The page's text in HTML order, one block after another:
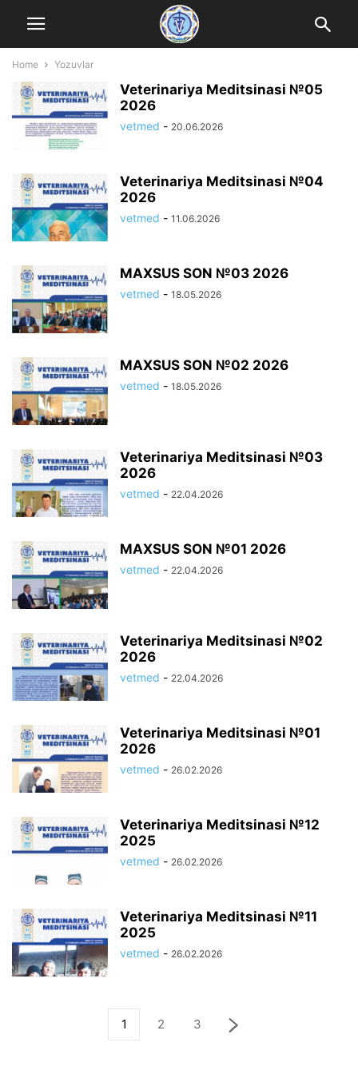
Home Yozuvlar
Veterinariya Meditsinasi №05
2026
vetmed - 20.06.2026
Veterinariya Meditsinasi №04
2026
vetmed - 11.06.2026
MAXSUS SON №03 2026
vetmed - 18.05.2026
MAXSUS SON №02 2026
vetmed - 18.05.2026
Veterinariya Meditsinasi №03
2026
vetmed - 22.04.2026
MAXSUS SON №01 2026
vetmed - 22.04.2026
Veterinariya Meditsinasi №02
2026
vetmed - 22.04.2026
Veterinariya Meditsinasi №01
2026
vetmed - 26.02.2026
Veterinariya Meditsinasi №12
2025
vetmed - 26.02.2026
Veterinariya Meditsinasi №11
2025
vetmed - 26.02.2026
1 2 3